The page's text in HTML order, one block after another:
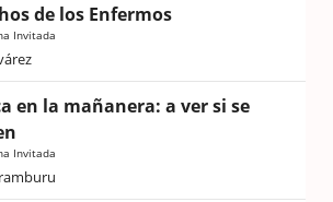
de los Enfermos
Invitada
en la mañanera: a ver si se
Invitada